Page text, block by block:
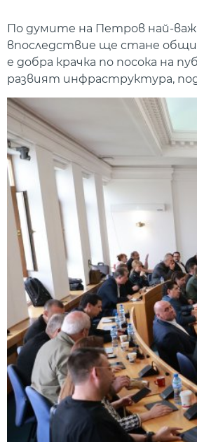
По думите на Петров най-
впоследствие ще стане
е добра крачка по посока на
развият инфраструктура,